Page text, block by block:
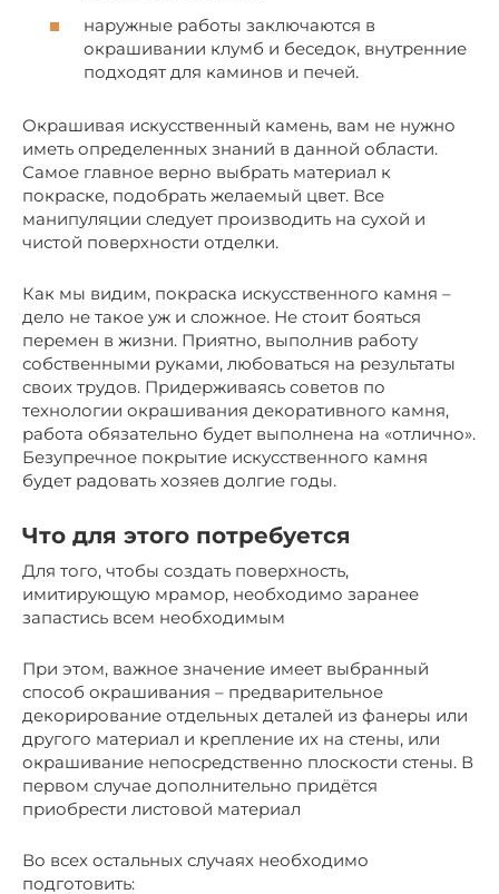
наружные работы заключаются в
окрашивании клумб и беседок, внутренние
подходят для каминов и печей.
Окрашивая искусственный камень, вам не нужно
иметь определенных знаний в данной области.
Самое главное верно выбрать материал к
покраске, подобрать желаемый цвет. Все
манипуляции следует производить на сухой и
чистой поверхности отделки.
Как мы видим, покраска искусственного камня –
дело не такое уж и сложное. Не стоит бояться
перемен в жизни. Приятно, выполнив работу
собственными руками, любоваться на результаты
своих трудов. Придерживаясь советов по
технологии окрашивания декоративного камня,
работа обязательно будет выполнена на «отлично».
Безупречное покрытие искусственного камня
будет радовать хозяев долгие годы.
Что для этого потребуется
Для того, чтобы создать поверхность,
имитирующую мрамор, необходимо заранее
запастись всем необходимым
При этом, важное значение имеет выбранный
способ окрашивания – предварительное
декорирование отдельных деталей из фанеры или
другого материал и крепление их на стены, или
окрашивание непосредственно плоскости стены. В
первом случае дополнительно придётся
приобрести листовой материал
Во всех остальных случаях необходимо
подготовить: